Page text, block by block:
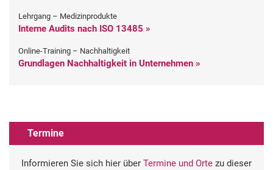
Lehrgang – Medizinprodukte
Interne Audits nach ISO 13485 »
Online-Training – Nachhaltigkeit
Grundlagen Nachhaltigkeit in Unternehmen »
Termine
Informieren Sie sich hier über Termine und Orte zu dieser